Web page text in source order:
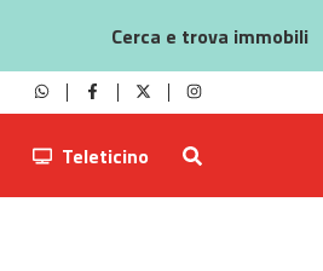
Cerca e trova immobili
Teleticino